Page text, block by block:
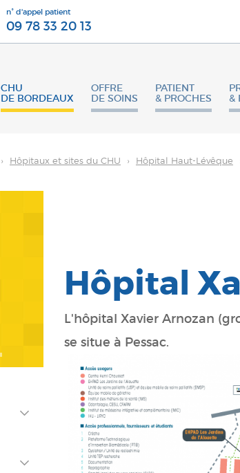
n° d'appel patient
09 78 33 20 13
CHU
DE BORDEAUX
OFFRE
DE SOINS
PATIENT
& PROCHES
&
› Hôpitaux et sites du CHU › Hôpital Haut-Lévêque
Hôpital
L'hôpital Xavier Arnozan
se situe à Pessac.